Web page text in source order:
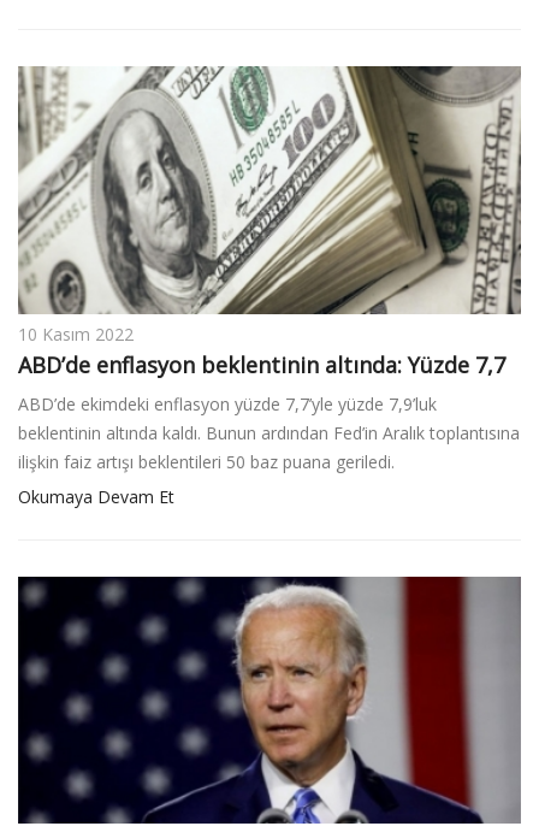
10 Kasım 2022
ABD’de enflasyon beklentinin altında: Yüzde 7,7
ABD’de ekimdeki enflasyon yüzde 7,7’yle yüzde 7,9’luk
beklentinin altında kaldı. Bunun ardından Fed’in Aralık toplantısına
ilişkin faiz artışı beklentileri 50 baz puana geriledi.
Okumaya Devam Et